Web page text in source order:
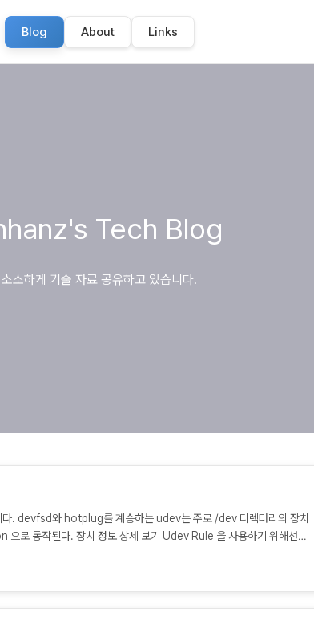
Blog About Links
Tech Blog
소소하게 기술 자료 공유하고 있습니다.
. devfsd와 hotplug를 계승하는 udev는 주로 /dev 디렉터리의 장치
동작된다. 장치 정보 상세 보기 Udev Rule 을 사용하기 위해선
보를 확인하는 방법이다. # udevadm info /dev/sdb P:
1:0:0:0/block/sdb N: sdb S: disk/by-id/ata-
0x500123456789012 S: disk/by-path/pci-0000:83:00.0-
/dev/disk/by-id/wwn-